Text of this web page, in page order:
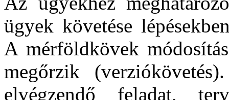
ügyek követése
A mérföldkövek
megőrzik
elvégzendő feladat,